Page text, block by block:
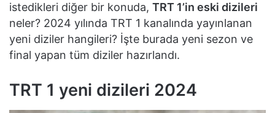
istedikleri diğer bir konuda, TRT 1’in eski dizileri
neler? 2024 yılında TRT 1 kanalında yayınlanan
yeni diziler hangileri? İşte burada yeni sezon ve
final yapan tüm diziler hazırlandı.
TRT 1 yeni dizileri 2024